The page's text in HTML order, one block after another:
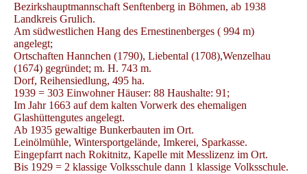
Bezirkshauptmannschaft Senftenberg in Böhmen, ab 1938
Landkreis Grulich.
Am südwestlichen Hang des Ernestinenberges ( 994 m)
angelegt;
Ortschaften Hannchen (1790), Liebental (1708),Wenzelhau
(1674) gegründet; m. H. 743 m.
Dorf, Reihensiedlung, 495 ha.
1939 = 303 Einwohner Häuser: 88 Haushalte: 91;
Im Jahr 1663 auf dem kalten Vorwerk des ehemaligen
Glashüttengutes angelegt.
Ab 1935 gewaltige Bunkerbauten im Ort.
Leinölmühle, Wintersportgelände, Imkerei, Sparkasse.
Eingepfarrt nach Rokitnitz, Kapelle mit Messlizenz im Ort.
Bis 1929 = 2 klassige Volksschule dann 1 klassige Volksschule.